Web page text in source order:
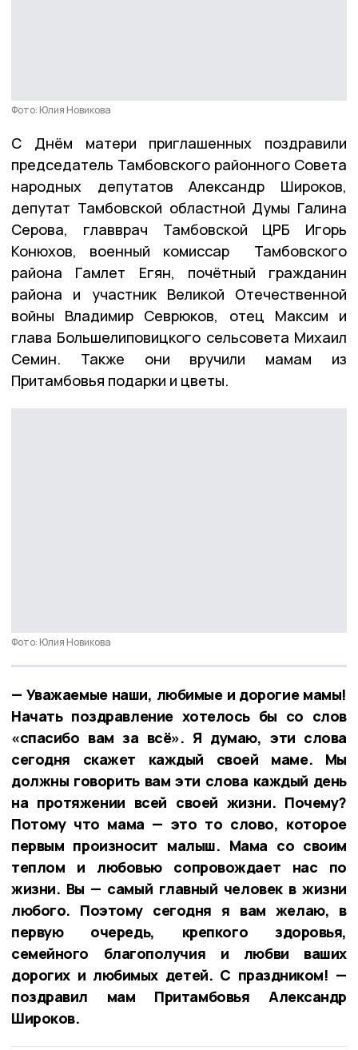
Фото: Юлия Новикова
С Днём матери приглашенных поздравили
председатель Тамбовского районного Совета
народных депутатов Александр Широков,
депутат Тамбовской областной Думы Галина
Серова, главврач Тамбовской ЦРБ Игорь
Конюхов, военный комиссар Тамбовского
района Гамлет Егян, почётный гражданин
района и участник Великой Отечественной
войны Владимир Севрюков, отец Максим и
глава Большелиповицкого сельсовета Михаил
Семин. Также они вручили мамам из
Притамбовья подарки и цветы.
Фото: Юлия Новикова
— Уважаемые наши, любимые и дорогие мамы!
Начать поздравление хотелось бы со слов
«спасибо вам за всё». Я думаю, эти слова
сегодня скажет каждый своей маме. Мы
должны говорить вам эти слова каждый день
на протяжении всей своей жизни. Почему?
Потому что мама — это то слово, которое
первым произносит малыш. Мама со своим
теплом и любовью сопровождает нас по
жизни. Вы — самый главный человек в жизни
любого. Поэтому сегодня я вам желаю, в
первую очередь, крепкого здоровья,
семейного благополучия и любви ваших
дорогих и любимых детей. С праздником! —
поздравил мам Притамбовья Александр
Широков.